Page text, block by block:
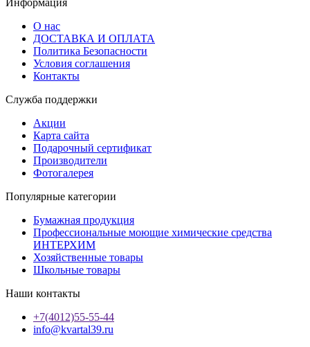
О нас
ДОСТАВКА И ОПЛАТА
Политика Безопасности
Условия соглашения
Контакты
Служба поддержки
Акции
Карта сайта
Подарочный сертификат
Производители
Фотогалерея
Популярные категории
Бумажная продукция
Профессиональные моющие химические средства
ИНТЕРХИМ
Хозяйственные товары
Школьные товары
Наши контакты
+7(4012)55-55-44
info@kvartal39.ru